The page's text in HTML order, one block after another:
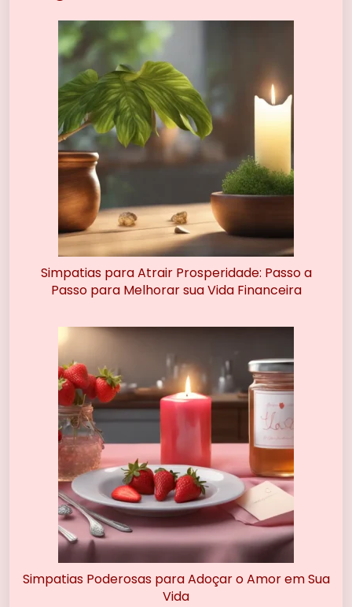
Simpatias para Atrair Prosperidade: Passo a
Passo para Melhorar sua Vida Financeira
Simpatias Poderosas para Adoçar o Amor em Sua
Vida